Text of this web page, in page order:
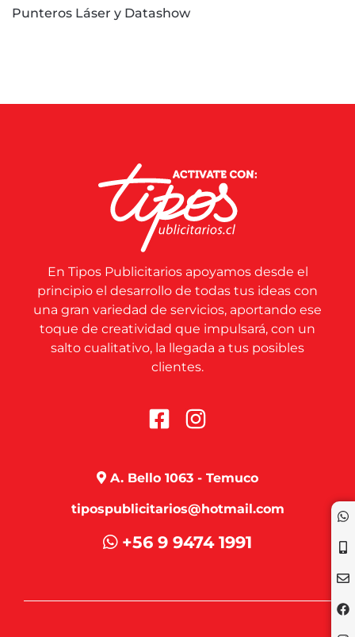
Punteros Láser y Datashow
En Tipos Publicitarios apoyamos desde el
principio el desarrollo de todas tus ideas con
una gran variedad de servicios, aportando ese
toque de creatividad que impulsará, con un
salto cualitativo, la llegada a tus posibles
clientes.
A. Bello 1063 - Temuco
tipospublicitarios@hotmail.com
+56 9 9474 1991